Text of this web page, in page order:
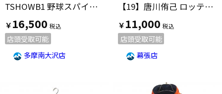
TSHOWB1 野球スパイク FuelCell Ohtani 1 Trainer メンズ SIZE 27.5cm ホワイト
￥16,500
店頭受取可能
多摩南大沢店
【19】唐川侑己 ロッテオリオンズ復刻ユニフォーム
￥11,000
店頭受取可能
幕張店